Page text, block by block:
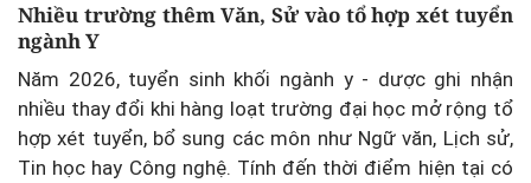
Nhiều trường thêm Văn, Sử vào tổ hợp xét tuyển
ngành Y
Năm 2026, tuyển sinh khối ngành y - dược ghi nhận
nhiều thay đổi khi hàng loạt trường đại học mở rộng tổ
hợp xét tuyển, bổ sung các môn như Ngữ văn, Lịch sử,
Tin học hay Công nghệ. Tính đến thời điểm hiện tại có